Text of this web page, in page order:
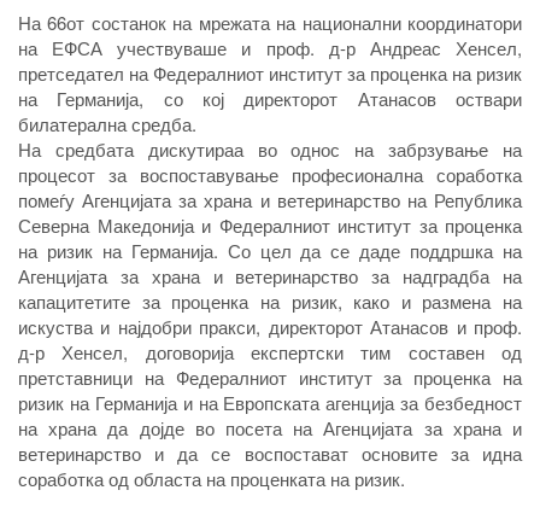
На 66от состанок на мрежата на национални координатори
на ЕФСА учествуваше и проф. д-р Андреас Хенсел,
претседател на Федералниот институт за проценка на ризик
на Германија, со кој директорот Атанасов оствари
билатерална средба.
На средбата дискутираа во однос на забрзување на
процесот за воспоставување професионална соработка
помеѓу Агенцијата за храна и ветеринарство на Република
Северна Македонија и Федералниот институт за проценка
на ризик на Германија. Со цел да се даде поддршка на
Агенцијата за храна и ветеринарство за надградба на
капацитетите за проценка на ризик, како и размена на
искуства и најдобри пракси, директорот Атанасов и проф.
д-р Хенсел, договорија експертски тим составен од
претставници на Федералниот институт за проценка на
ризик на Германија и на Европската агенција за безбедност
на храна да дојде во посета на Агенцијата за храна и
ветеринарство и да се воспостават основите за идна
соработка од областа на проценката на ризик.